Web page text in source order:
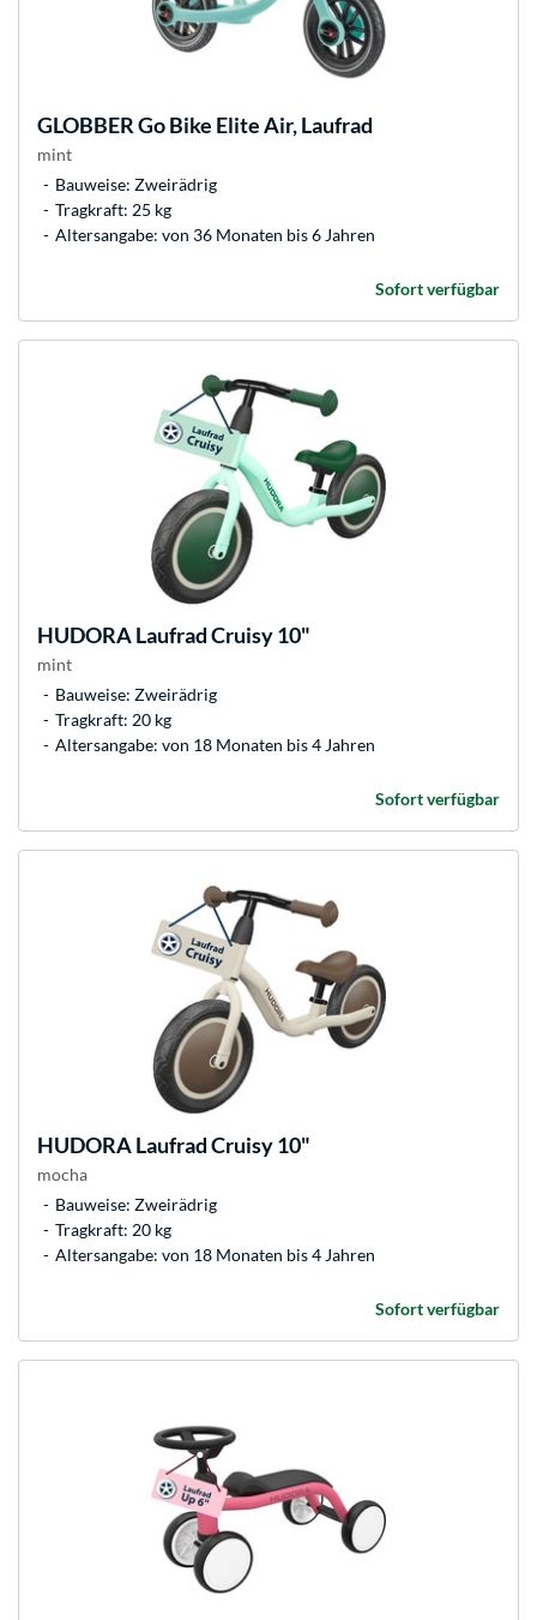
GLOBBERGo Bike Elite Air, Laufrad
mint
Bauweise: Zweirädrig
Tragkraft: 25 kg
Altersangabe: von 36 Monaten bis 6 Jahren
Sofort verfügbar
HUDORALaufrad Cruisy 10"
mint
Bauweise: Zweirädrig
Tragkraft: 20 kg
Altersangabe: von 18 Monaten bis 4 Jahren
Sofort verfügbar
HUDORALaufrad Cruisy 10"
mocha
Bauweise: Zweirädrig
Tragkraft: 20 kg
Altersangabe: von 18 Monaten bis 4 Jahren
Sofort verfügbar